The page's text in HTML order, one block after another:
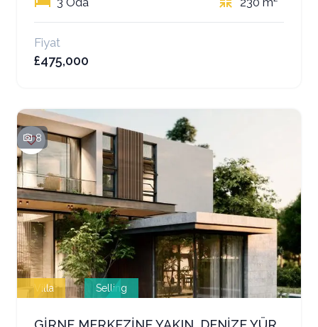
Fiyat
£475,000
8
Villa Selling